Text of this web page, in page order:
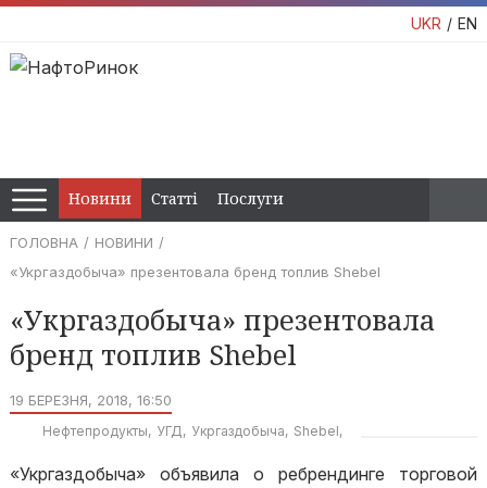
UKR EN
Новини Статті Послуги
ГОЛОВНА
НОВИНИ
«Укргаздобыча» презентовала бренд топлив Shebel
«Укргаздобыча» презентовала
бренд топлив Shebel
19 БЕРЕЗНЯ, 2018, 16:50
Нефтепродукты УГД Укргаздобыча
Shebel
«Укргаздобыча» объявила о ребрендинге торговой